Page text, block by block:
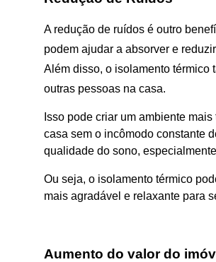
A redução de ruídos é outro
podem ajudar a absorver e
Além disso, o isolamento térmico
outras pessoas na casa.
Isso pode criar um ambiente
casa sem o incômodo constante
qualidade do sono,
Ou seja, o isolamento térmico
mais agradável e relaxante para
Aumento do valor do